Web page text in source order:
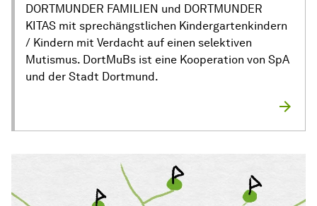
DORTMUNDER FAMILIEN und DORTMUNDER
KITAS mit sprechängstlichen Kindergartenkindern
/ Kindern mit Verdacht auf einen selektiven
Mutismus. DortMuBs ist eine Kooperation von SpA
und der Stadt Dortmund.